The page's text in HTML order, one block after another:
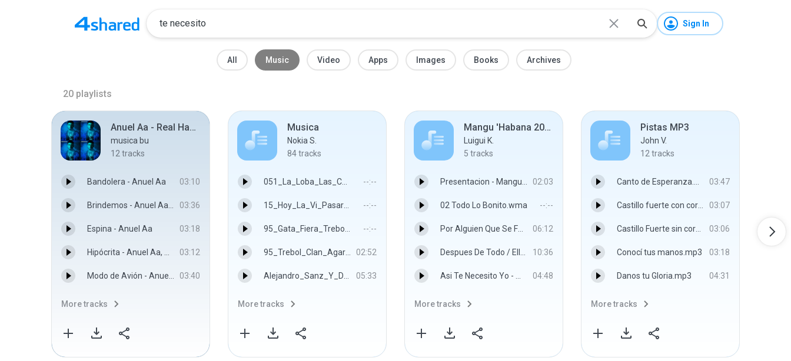
Sign In
All Music Video Apps Images Books Archives
20 playlists
Anuel Aa - Real Hasta la Muerte
musica bu
12 tracks
Bandolera - Anuel Aa 03:10
Brindemos - Anuel Aa, Ozuna 03:36
Espina - Anuel Aa 03:18
Hipócrita - Anuel Aa, Zion 03:12
Modo de Avión - Anuel Aa 03:40
More tracks
Musica
Nokia S.
84tracks
051_La_Loba_Las_Chicas_Del_Can.mp3 --:--
15_Hoy_La_Vi_Pasar_Teodoro_Reyes.mp3 --:--
95_Gata_Fiera_Trebol_Clan_Hector_El_Father_Y_Joan.mp3 --:--
95_Trebol_Clan_Agarrala_Pegala_Azotala_Dj_Moro.mp3 02:52
Alejandro_Sanz_Y_David_Bisbal_Mi_Soledad_Y_Yo.mp3 05:33
More tracks
Mangu 'Habana 20-07-08'
Luigui K.
5 tracks
Presentacion - Mangu "Habana 20-07-08" 02:03
02 Todo Lo Bonito.wma --:--
Por Alguien Que Se Fue - Mangu "Habana 20-07-08" 06:12
Despues De Todo / Ella Tiene - Mangu "Habana 20-07-08" 10:36
Asi Te Necesito Yo - Mangu "Habana 20-07-08" 04:48
More tracks
Pistas MP3
John V.
12 tracks
Canto de Esperanza.mp3 03:47
Castillo fuerte con coros.mp3 03:07
Castillo Fuerte sin coros.mp3 03:06
Conocí tus manos.mp3 03:18
Danos tu Gloria.mp3 04:31
More tracks